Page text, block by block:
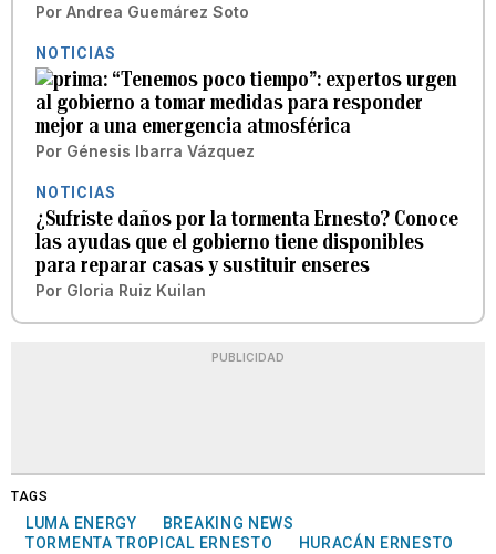
Por Andrea Guemárez Soto
NOTICIAS
“Tenemos poco tiempo”: expertos urgen
al gobierno a tomar medidas para responder
mejor a una emergencia atmosférica
Por Génesis Ibarra Vázquez
NOTICIAS
¿Sufriste daños por la tormenta Ernesto? Conoce
las ayudas que el gobierno tiene disponibles
para reparar casas y sustituir enseres
Por Gloria Ruiz Kuilan
PUBLICIDAD
TAGS
LUMA ENERGY
BREAKING NEWS
TORMENTA TROPICAL ERNESTO
HURACÁN ERNESTO